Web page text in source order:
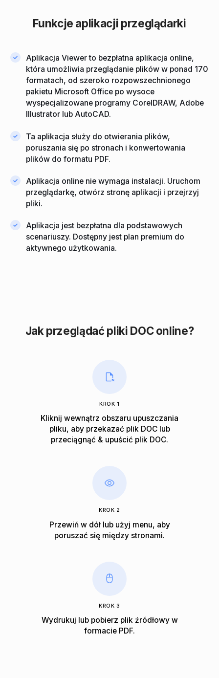
Funkcje aplikacji przeglądarki
Aplikacja Viewer to bezpłatna aplikacja online,
która umożliwia przeglądanie plików w ponad 170
formatach, od szeroko rozpowszechnionego
pakietu Microsoft Office po wysoce
wyspecjalizowane programy CorelDRAW, Adobe
Illustrator lub AutoCAD.
Ta aplikacja służy do otwierania plików,
poruszania się po stronach i konwertowania
plików do formatu PDF.
Aplikacja online nie wymaga instalacji. Uruchom
przeglądarkę, otwórz stronę aplikacji i przejrzyj
pliki.
Aplikacja jest bezpłatna dla podstawowych
scenariuszy. Dostępny jest plan premium do
aktywnego użytkowania.
Jak przeglądać pliki DOC online?
KROK 1
Kliknij wewnątrz obszaru upuszczania
pliku, aby przekazać plik DOC lub
przeciągnąć & upuścić plik DOC.
KROK 2
Przewiń w dół lub użyj menu, aby
poruszać się między stronami.
KROK 3
Wydrukuj lub pobierz plik źródłowy w
formacie PDF.